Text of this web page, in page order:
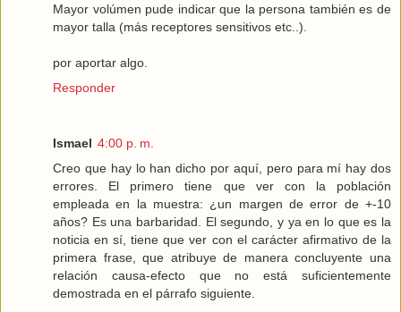
Mayor volúmen pude indicar que la persona también es de
mayor talla (más receptores sensitivos etc..).
por aportar algo.
Responder
Ismael 4:00 p. m.
Creo que hay lo han dicho por aquí, pero para mí hay dos
errores. El primero tiene que ver con la población
empleada en la muestra: ¿un margen de error de +-10
años? Es una barbaridad. El segundo, y ya en lo que es la
noticia en sí, tiene que ver con el carácter afirmativo de la
primera frase, que atribuye de manera concluyente una
relación causa-efecto que no está suficientemente
demostrada en el párrafo siguiente.